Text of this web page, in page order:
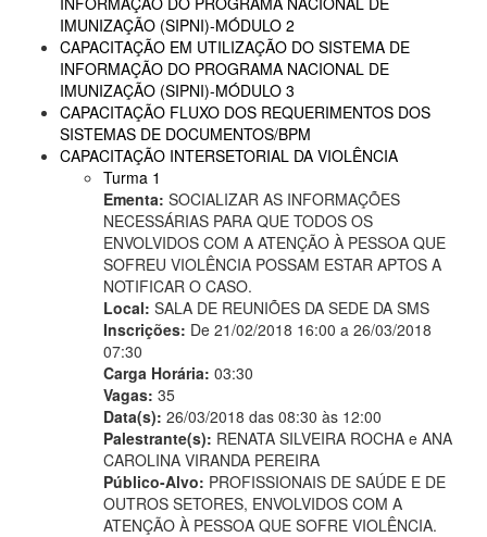
IMUNIZAÇÃO (SIPNI)-MÓDULO 2
CAPACITAÇÃO EM UTILIZAÇÃO DO SISTEMA DE
INFORMAÇÃO DO PROGRAMA NACIONAL DE
IMUNIZAÇÃO (SIPNI)-MÓDULO 3
CAPACITAÇÃO FLUXO DOS REQUERIMENTOS DOS
SISTEMAS DE DOCUMENTOS/BPM
CAPACITAÇÃO INTERSETORIAL DA VIOLÊNCIA
Turma 1
Ementa: SOCIALIZAR AS INFORMAÇÕES
NECESSÁRIAS PARA QUE TODOS OS
ENVOLVIDOS COM A ATENÇÃO À PESSOA QUE
SOFREU VIOLÊNCIA POSSAM ESTAR APTOS A
NOTIFICAR O CASO.
Local: SALA DE REUNIÕES DA SEDE DA SMS
Inscrições: De 21/02/2018 16:00 a 26/03/2018
07:30
Carga Horária: 03:30
Vagas: 35
Data(s): 26/03/2018 das 08:30 às 12:00
Palestrante(s): RENATA SILVEIRA ROCHA e ANA
CAROLINA VIRANDA PEREIRA
Público-Alvo: PROFISSIONAIS DE SAÚDE E DE
OUTROS SETORES, ENVOLVIDOS COM A
ATENÇÃO À PESSOA QUE SOFRE VIOLÊNCIA.